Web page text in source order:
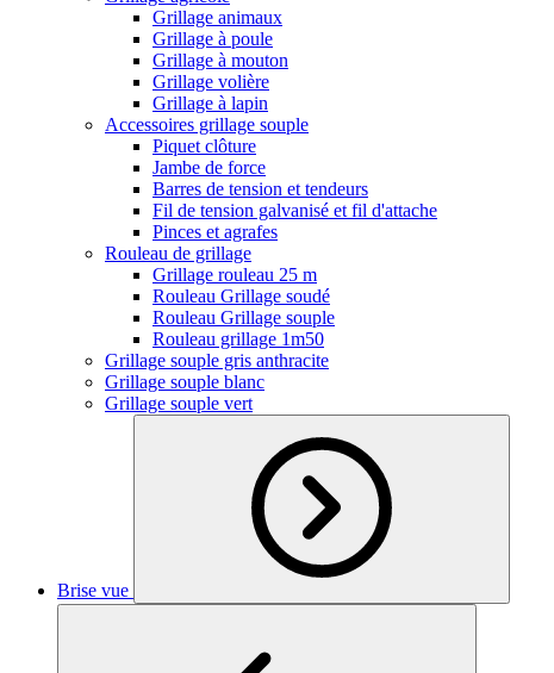
Grillage animaux
Grillage à poule
Grillage à mouton
Grillage volière
Grillage à lapin
Accessoires grillage souple
Piquet clôture
Jambe de force
Barres de tension et tendeurs
Fil de tension galvanisé et fil d'attache
Pinces et agrafes
Rouleau de grillage
Grillage rouleau 25 m
Rouleau Grillage soudé
Rouleau Grillage souple
Rouleau grillage 1m50
Grillage souple gris anthracite
Grillage souple blanc
Grillage souple vert
Brise vue